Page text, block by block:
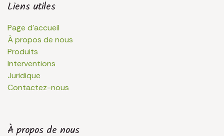
Liens utiles
Page d'accueil
À propos de nous
Produits
Interventions
Juridique
Contactez-nous
À propos de nous